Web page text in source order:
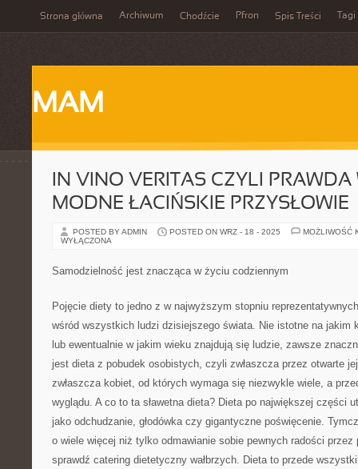
Strona główna Archiwum Chodźcie Pfron Spis Treści Tagi
MAM
IN VINO VERITAS CZYLI PRAWDA
MODNE ŁACIŃSKIE PRZYSŁOWIE
POSTED BY ADMIN POSTED ON WRZ - 18 - 2025
MOŻLIWOŚĆ
WYŁĄCZONA
Samodzielność jest znacząca w życiu codziennym
Pojęcie diety to jedno z w najwyższym stopniu
wśród wszystkich ludzi dzisiejszego świata. Nie istotne na jakim
lub ewentualnie w jakim wieku znajdują się ludzie, zawsze
jest dieta z pobudek osobistych, czyli zwłaszcza przez otwarte
zwłaszcza kobiet, od których wymaga się niezwykle wiele, a
wyglądu. A co to ta sławetna dieta? Dieta po największej części
jako odchudzanie, głodówka czy gigantyczne poświęcenie.
o wiele więcej niż tylko odmawianie sobie pewnych radości
sprawdź catering dietetyczny wałbrzych. Dieta to przede